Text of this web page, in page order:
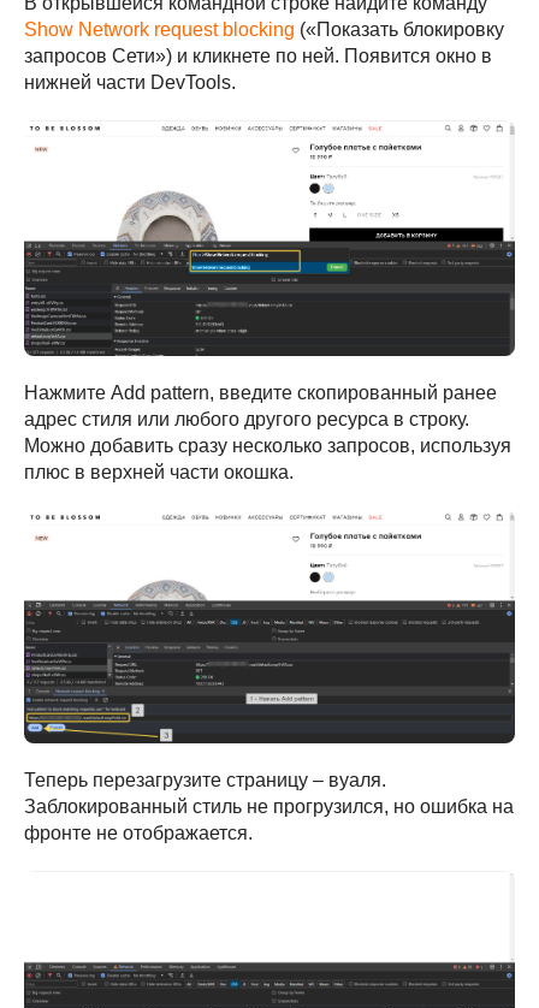
Show Network request blocking («Показать блокировку
запросов Сети») и кликнете по ней. Появится окно в
нижней части DevTools.
Нажмите Add pattern, введите скопированный ранее
адрес стиля или любого другого ресурса в строку.
Можно добавить сразу несколько запросов, используя
плюс в верхней части окошка.
Теперь перезагрузите страницу – вуаля.
Заблокированный стиль не прогрузился, но ошибка на
фронте не отображается.